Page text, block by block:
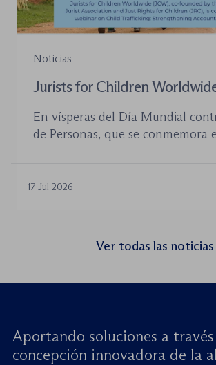
Noticias
Jurists for Children
para combatir la trata de
defender el Estado de
En vísperas del Día Mundial
de Personas, que se conmemora
la World Jurist Association (WJA) y
seminario web internacional
menores: reforzando la rendición
17 Jul 2026
Ver todas las noticias
Aportando soluciones a
concepción innovadora de la